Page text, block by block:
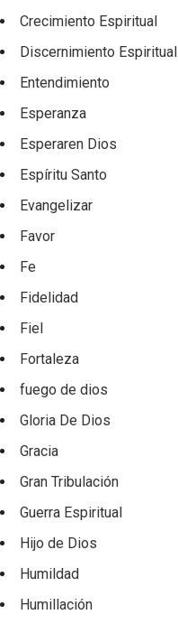
Crecimiento Espiritual
Discernimiento Espiritual
Entendimiento
Esperanza
Esperaren Dios
Espíritu Santo
Evangelizar
Favor
Fe
Fidelidad
Fiel
Fortaleza
fuego de dios
Gloria De Dios
Gracia
Gran Tribulación
Guerra Espiritual
Hijo de Dios
Humildad
Humillación